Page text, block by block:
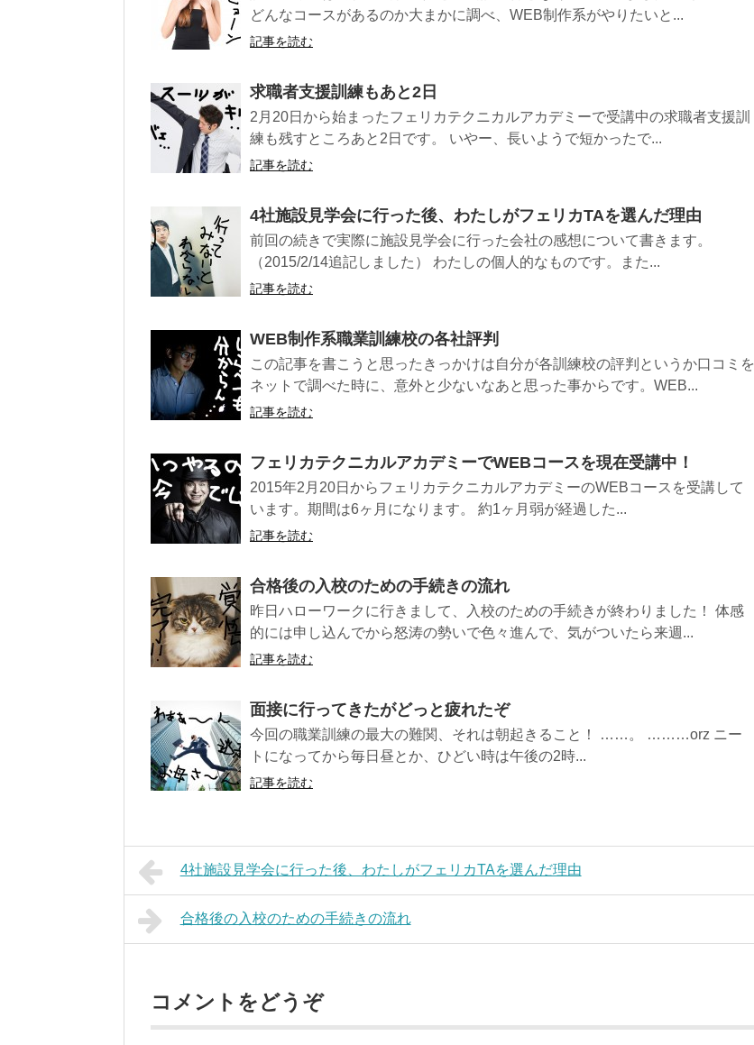
どんなコースがあるのか大まかに調べ、WEB制作系がやりたいと...
記事を読む
求職者支援訓練もあと2日
2月20日から始まったフェリカテクニカルアカデミーで受講中の求職者支援訓
練も残すところあと2日です。 いやー、長いようで短かったで...
記事を読む
4社施設見学会に行った後、わたしがフェリカTAを選んだ理由
前回の続きで実際に施設見学会に行った会社の感想について書きます。
（2015/2/14追記しました） わたしの個人的なものです。また...
記事を読む
WEB制作系職業訓練校の各社評判
この記事を書こうと思ったきっかけは自分が各訓練校の評判というか口コミを
ネットで調べた時に、意外と少ないなあと思った事からです。WEB...
記事を読む
フェリカテクニカルアカデミーでWEBコースを現在受講中！
2015年2月20日からフェリカテクニカルアカデミーのWEBコースを受講して
います。期間は6ヶ月になります。 約1ヶ月弱が経過した...
記事を読む
合格後の入校のための手続きの流れ
昨日ハローワークに行きまして、入校のための手続きが終わりました！ 体感
的には申し込んでから怒涛の勢いで色々進んで、気がついたら来週...
記事を読む
面接に行ってきたがどっと疲れたぞ
今回の職業訓練の最大の難関、それは朝起きること！ ……。 ………orz ニー
トになってから毎日昼とか、ひどい時は午後の2時...
記事を読む
4社施設見学会に行った後、わたしがフェリカTAを選んだ理由
合格後の入校のための手続きの流れ
コメントをどうぞ